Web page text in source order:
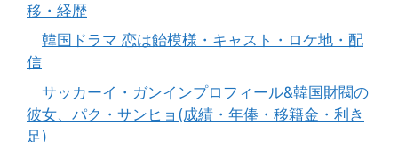
移・経歴
韓国ドラマ 恋は飴模様・キャスト・ロケ地・配
信
サッカーイ・ガンインプロフィール&韓国財閥の
彼女、パク・サンヒョ(成績・年俸・移籍金・利き
足)